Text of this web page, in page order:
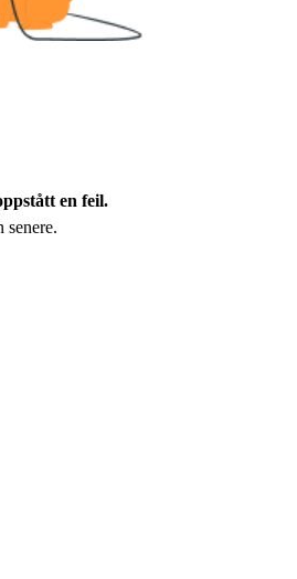
en feil.
senere.